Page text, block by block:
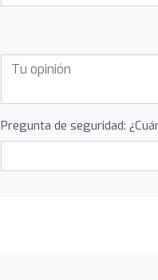
Pregunta de seguridad: